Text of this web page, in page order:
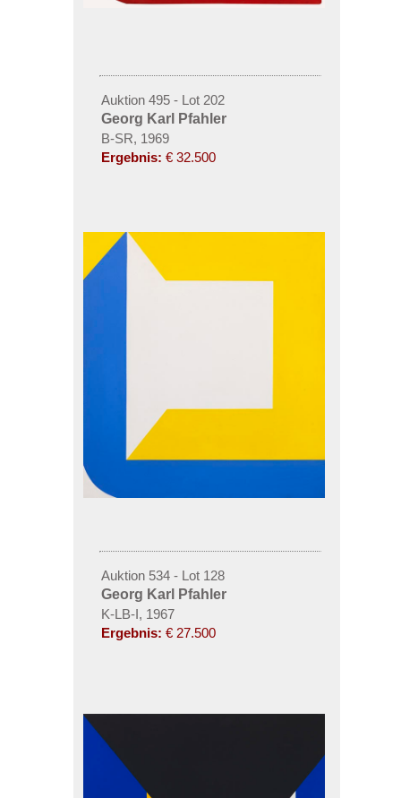
Auktion 495 - Lot 202
Georg Karl Pfahler
B-SR, 1969
Ergebnis: € 32.500
Auktion 534 - Lot 128
Georg Karl Pfahler
K-LB-I, 1967
Ergebnis: € 27.500